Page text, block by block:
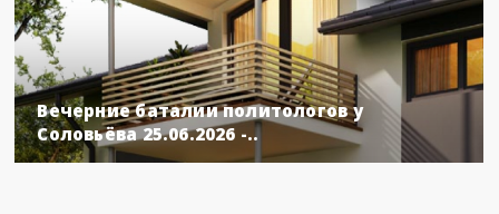
Вечерние баталии политологов у
Соловьёва 25.06.2026 -..